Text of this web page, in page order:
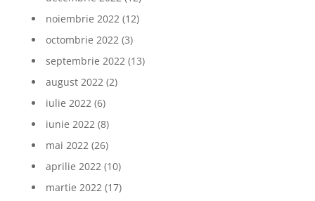
noiembrie 2022(12)
octombrie 2022(3)
septembrie 2022(13)
august 2022(2)
iulie 2022(6)
iunie 2022(8)
mai 2022(26)
aprilie 2022(10)
martie 2022(17)